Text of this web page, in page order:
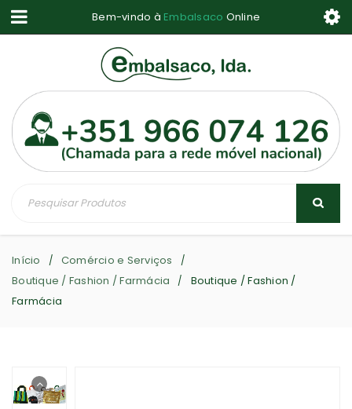
Bem-vindo à Embalsaco Online
Início / Comércio e Serviços /
Boutique / Fashion / Farmácia /
Boutique / Fashion /
Farmácia